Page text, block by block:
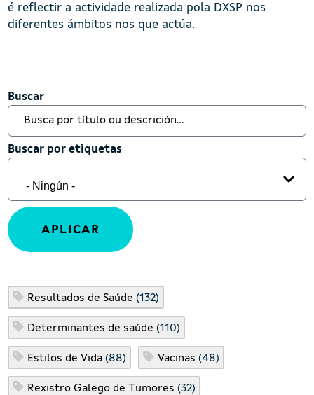
é reflectir a actividade realizada pola DXSP nos
diferentes ámbitos nos que actúa.
Buscar
Buscar
Buscar por etiquetas
Buscar por etiquetas
Resultados de Saúde (132)
Determinantes de saúde (110)
Estilos de Vida (88) Vacinas (48)
Rexistro Galego de Tumores (32)